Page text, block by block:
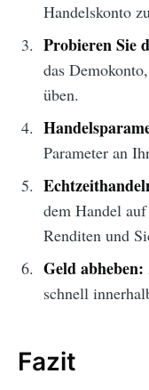
Handelskonto
Probieren Sie
das
üben.
Parameter an
dem Handel
Renditen und
Geld abheben:
schnell
Fazit